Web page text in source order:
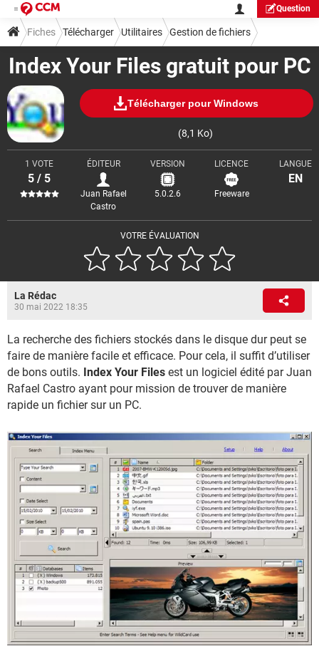
Question
Index Your Files gratuit pour PC
Télécharger pour Windows
(8,1 Ko)
VOTRE ÉVALUATION
1 VOTE
5 / 5
ÉDITEUR
Juan Rafael
Castro
VERSION
5.0.2.6
LICENCE
Freeware
LANGUE
EN
Fiches Télécharger Utilitaires Gestion de fichiers
La Rédac
30 mai 2022 18:35
La recherche des fichiers stockés dans le disque dur peut se
faire de manière facile et efficace. Pour cela, il suffit d’utiliser
de bons outils. Index Your Files est un logiciel édité par Juan
Rafael Castro ayant pour mission de trouver de manière
rapide un fichier sur un PC.